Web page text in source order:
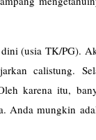
(usia TK/PG).
calistung.
karena itu,
Anda mungkin